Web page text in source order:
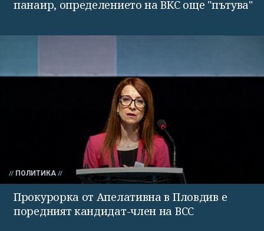
панаир, определението на ВКС още "пътува"
ПОЛИТИКА
Прокурорка от Апелативна в Пловдив е
поредният кандидат-член на ВСС